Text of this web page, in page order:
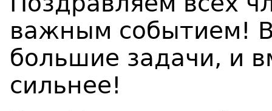
важным событием!
большие задачи, и
сильнее!